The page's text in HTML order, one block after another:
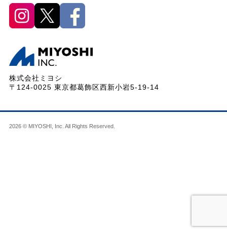
株式会社ミヨシ
〒124-0025 東京都葛飾区西新小岩5-19-14
2026 © MIYOSHI, Inc. All Rights Reserved.